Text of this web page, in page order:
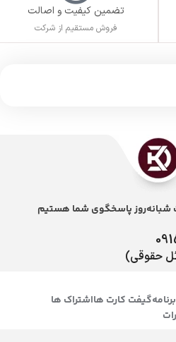
تضمین کیفیت و اصالت
فروش مستقیم از شرکت
حقوقی)
گیفت کارت هااشتراک ها